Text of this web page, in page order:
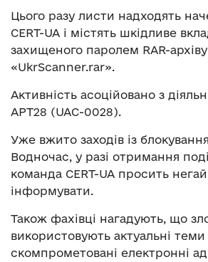
Цього разу листи надходять
CERT-UA і містять шкідливе
захищеного паролем RAR-архіву
«UkrScanner.rar».
Активність асоційовано з
APT28 (UAC-0028).
Уже вжито заходів із
Водночас, у разі отримання
команда CERT-UA просить
інформувати.
Також фахівці нагадують, що
використовують актуальні теми
скомпрометовані електронні